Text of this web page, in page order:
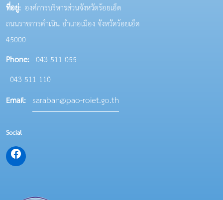
ที่อยู่: องค์การบริหารส่วนจังหวัดร้อยเอ็ด
ถนนราชการดำเนิน อำเภอเมือง จังหวัดร้อยเอ็ด
45000
Phone: 043 511 055
043 511 110
Email: saraban@pao-roiet.go.th
Social